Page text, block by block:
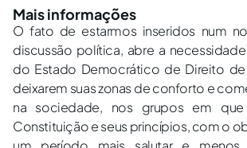
Mais informações
O fato de estarmos inseridos num
discussão política, abre a
do Estado Democrático de Direito de
deixarem suas zonas de conforto e
na sociedade, nos grupos em
Constituição e seus princípios, com o